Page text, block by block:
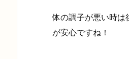
体の調子が悪い時は
が安心ですね！